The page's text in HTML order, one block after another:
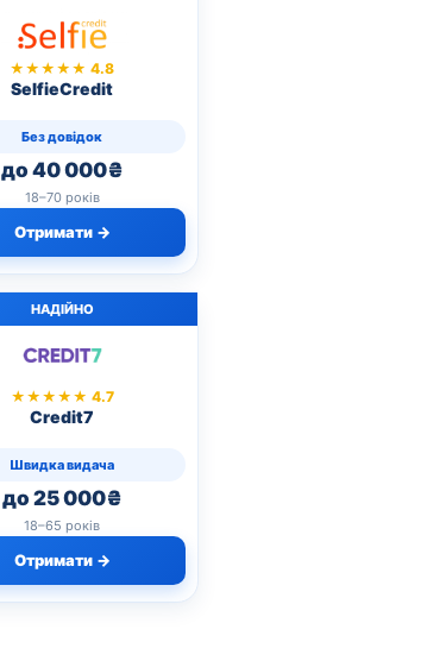
★★★★★ 4.8
SelfieCredit
Без довідок
до 40 000₴
18–70 років
Отримати →
НАДІЙНО
★★★★★ 4.7
Credit7
Швидка видача
до 25 000₴
18–65 років
Отримати →